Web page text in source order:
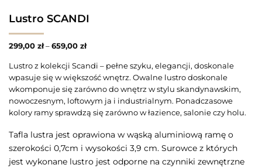
Lustro SCANDI
299,00 zł–659,00 zł
Lustro z kolekcji Scandi – pełne szyku, elegancji, doskonale
wpasuje się w większość wnętrz. Owalne lustro doskonale
wkomponuje się zarówno do wnętrz w stylu skandynawskim,
nowoczesnym, loftowym ja i industrialnym. Ponadczasowe
kolory ramy sprawdzą się zarówno w łazience, salonie czy holu.
Tafla lustra jest oprawiona w wąską aluminiową ramę o
szerokości 0,7cm i wysokości 3,9 cm. Surowce z których
jest wykonane lustro jest odporne na czynniki zewnętrzne